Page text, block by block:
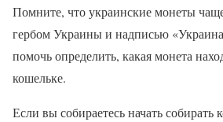
Помните, что украинские монеты
гербом Украины и надписью
помочь определить, какая монета
кошельке.
Если вы собираетесь начать собирать